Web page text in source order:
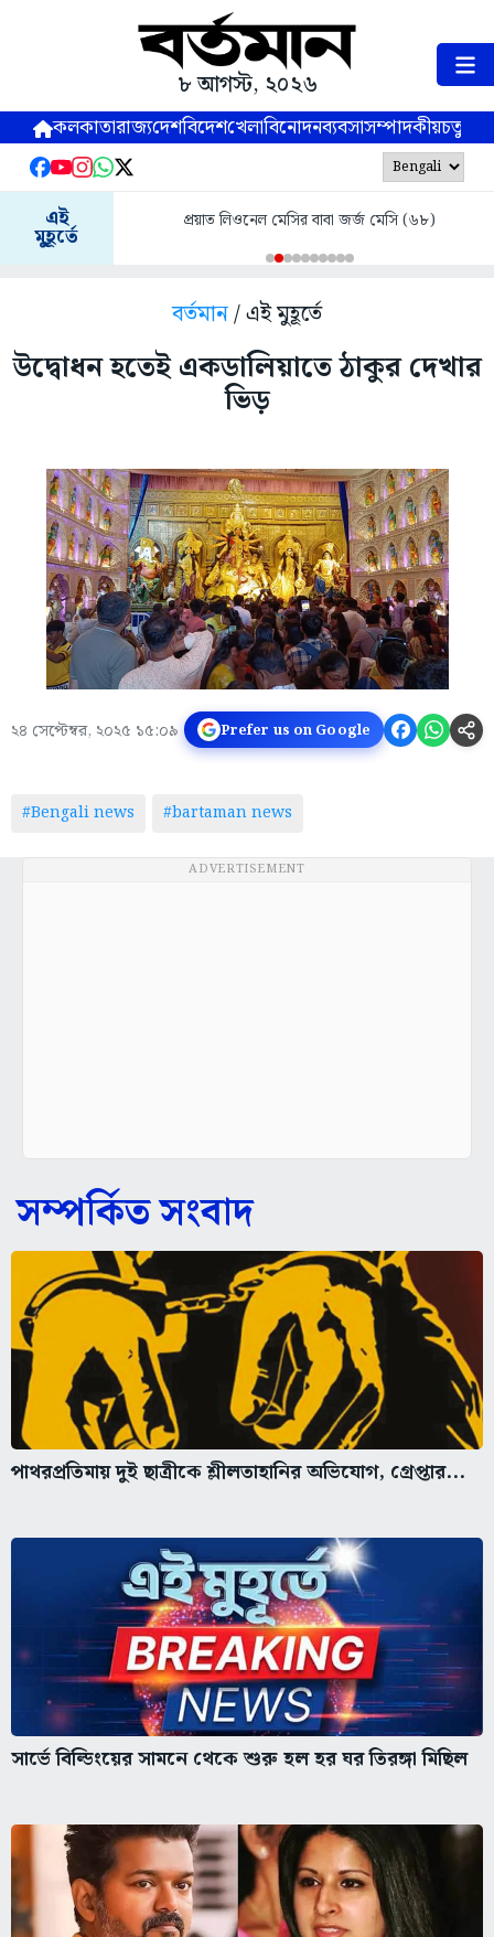
৮ আগস্ট, ২০২৬
কলকাতারাজ্যদেশবিদেশখেলাবিনোদনব্যবসাসম্পাদকীয়
এই
মুহূর্তে
প্রয়াত লিওনেল মেসির বাবা জর্জ মেসি (৬৮)
বর্তমান/ এই মুহূর্তে
উদ্বোধন হতেই একডালিয়াতে ঠাকুর দেখার
ভিড়
২৪ সেপ্টেম্বর, ২০২৫ ১৫:০৯ Prefer us on Google
#Bengali news #bartaman news
ADVERTISEMENT
সম্পর্কিত সংবাদ
পাথরপ্রতিমায় দুই ছাত্রীকে শ্লীলতাহানির অভিযোগ, গ্রেপ্তার...
সার্ভে বিল্ডিংয়ের সামনে থেকে শুরু হল হর ঘর তিরঙ্গা মিছিল